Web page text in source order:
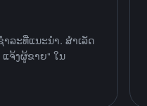
ລະທີ່ແນະນໍາ. ສໍາເລັດ
ແຈ້ງຜູ້ຂາຍ" ໃນ